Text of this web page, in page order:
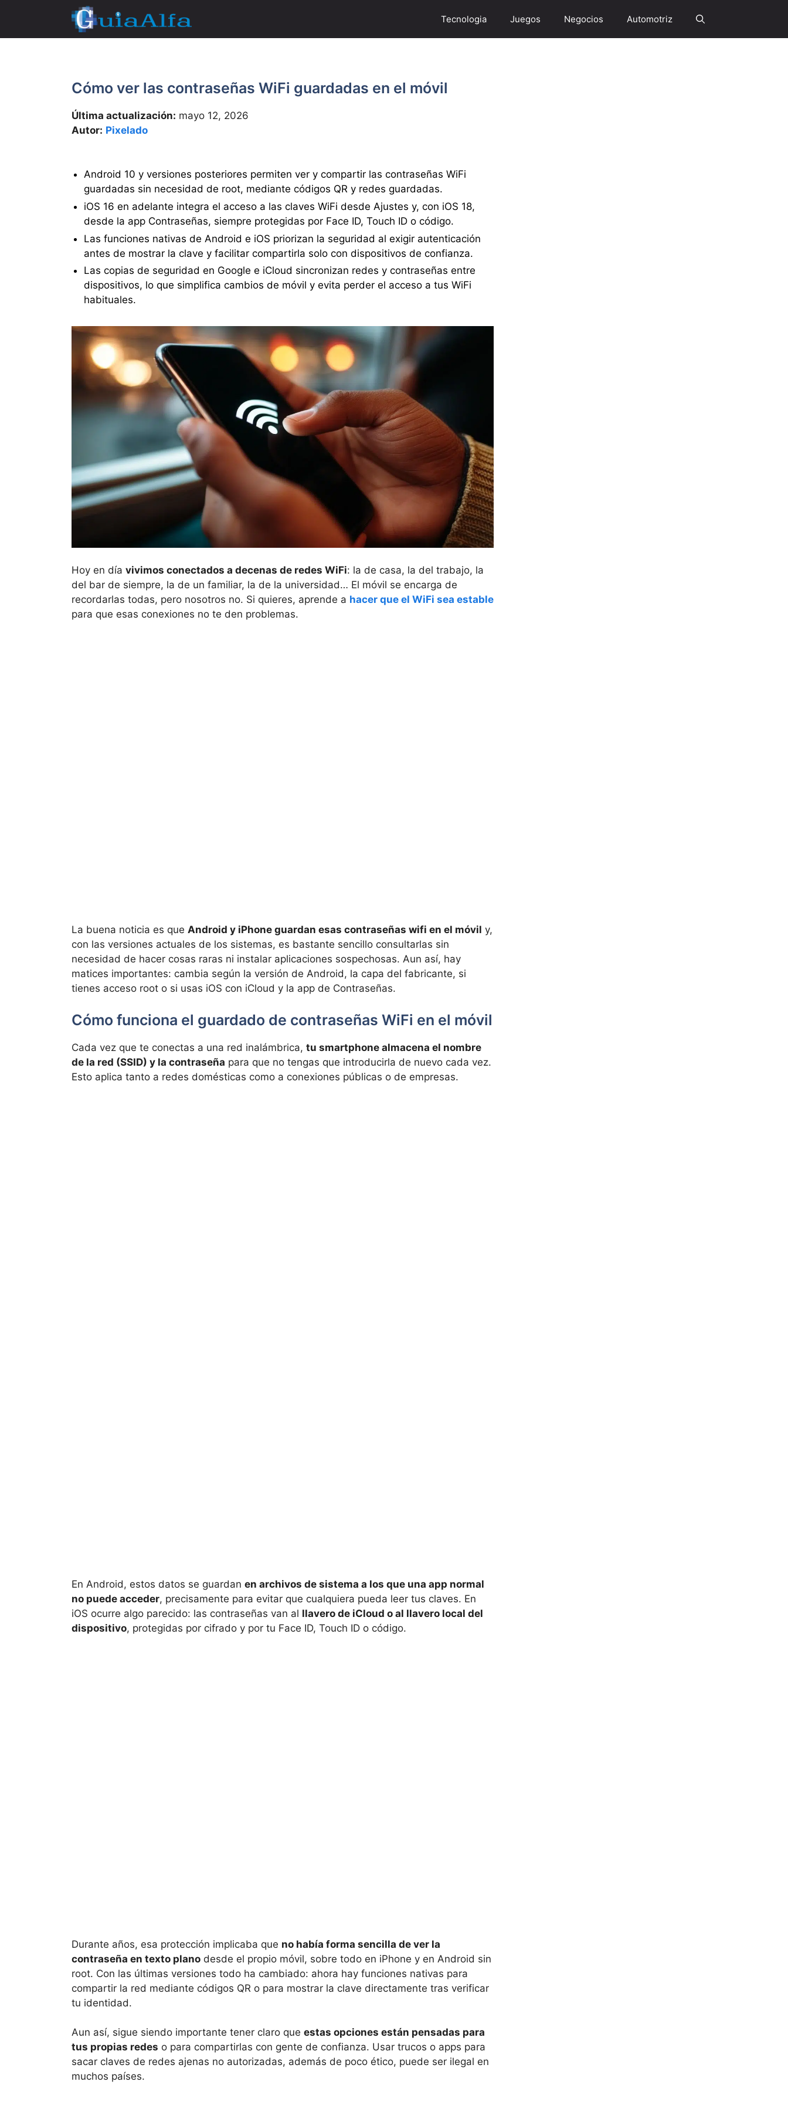
contenido
Tecnologia Juegos Negocios Automotriz
Cómo ver las contraseñas WiFi guardadas en el móvil
Última actualización: mayo 12, 2026
Autor: Pixelado
Android 10 y versiones posteriores permiten ver y compartir las contraseñas WiFi
guardadas sin necesidad de root, mediante códigos QR y redes guardadas.
iOS 16 en adelante integra el acceso a las claves WiFi desde Ajustes y, con iOS 18,
desde la app Contraseñas, siempre protegidas por Face ID, Touch ID o código.
Las funciones nativas de Android e iOS priorizan la seguridad al exigir autenticación
antes de mostrar la clave y facilitar compartirla solo con dispositivos de confianza.
Las copias de seguridad en Google e iCloud sincronizan redes y contraseñas entre
dispositivos, lo que simplifica cambios de móvil y evita perder el acceso a tus WiFi
habituales.
Hoy en día vivimos conectados a decenas de redes WiFi: la de casa, la del trabajo, la
del bar de siempre, la de un familiar, la de la universidad… El móvil se encarga de
recordarlas todas, pero nosotros no. Si quieres, aprende a hacer que el WiFi sea estable
para que esas conexiones no te den problemas.
La buena noticia es que Android y iPhone guardan esas contraseñas wifi en el móvil y,
con las versiones actuales de los sistemas, es bastante sencillo consultarlas sin
necesidad de hacer cosas raras ni instalar aplicaciones sospechosas. Aun así, hay
matices importantes: cambia según la versión de Android, la capa del fabricante, si
tienes acceso root o si usas iOS con iCloud y la app de Contraseñas.
Cómo funciona el guardado de contraseñas WiFi en el móvil
Cada vez que te conectas a una red inalámbrica, tu smartphone almacena el nombre
de la red (SSID) y la contraseña para que no tengas que introducirla de nuevo cada vez.
Esto aplica tanto a redes domésticas como a conexiones públicas o de empresas.
En Android, estos datos se guardan en archivos de sistema a los que una app normal
no puede acceder, precisamente para evitar que cualquiera pueda leer tus claves. En
iOS ocurre algo parecido: las contraseñas van al llavero de iCloud o al llavero local del
dispositivo, protegidas por cifrado y por tu Face ID, Touch ID o código.
Durante años, esa protección implicaba que no había forma sencilla de ver la
contraseña en texto plano desde el propio móvil, sobre todo en iPhone y en Android sin
root. Con las últimas versiones todo ha cambiado: ahora hay funciones nativas para
compartir la red mediante códigos QR o para mostrar la clave directamente tras verificar
tu identidad.
Aun así, sigue siendo importante tener claro que estas opciones están pensadas para
tus propias redes o para compartirlas con gente de confianza. Usar trucos o apps para
sacar claves de redes ajenas no autorizadas, además de poco ético, puede ser ilegal en
muchos países.